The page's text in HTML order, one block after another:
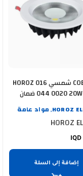
سبوت COB شمسي HOROZ 016
044 0020 20W-3000K ضمان
HOROZ
, مواد عامة
HOROZ
إضافة إلى السلة